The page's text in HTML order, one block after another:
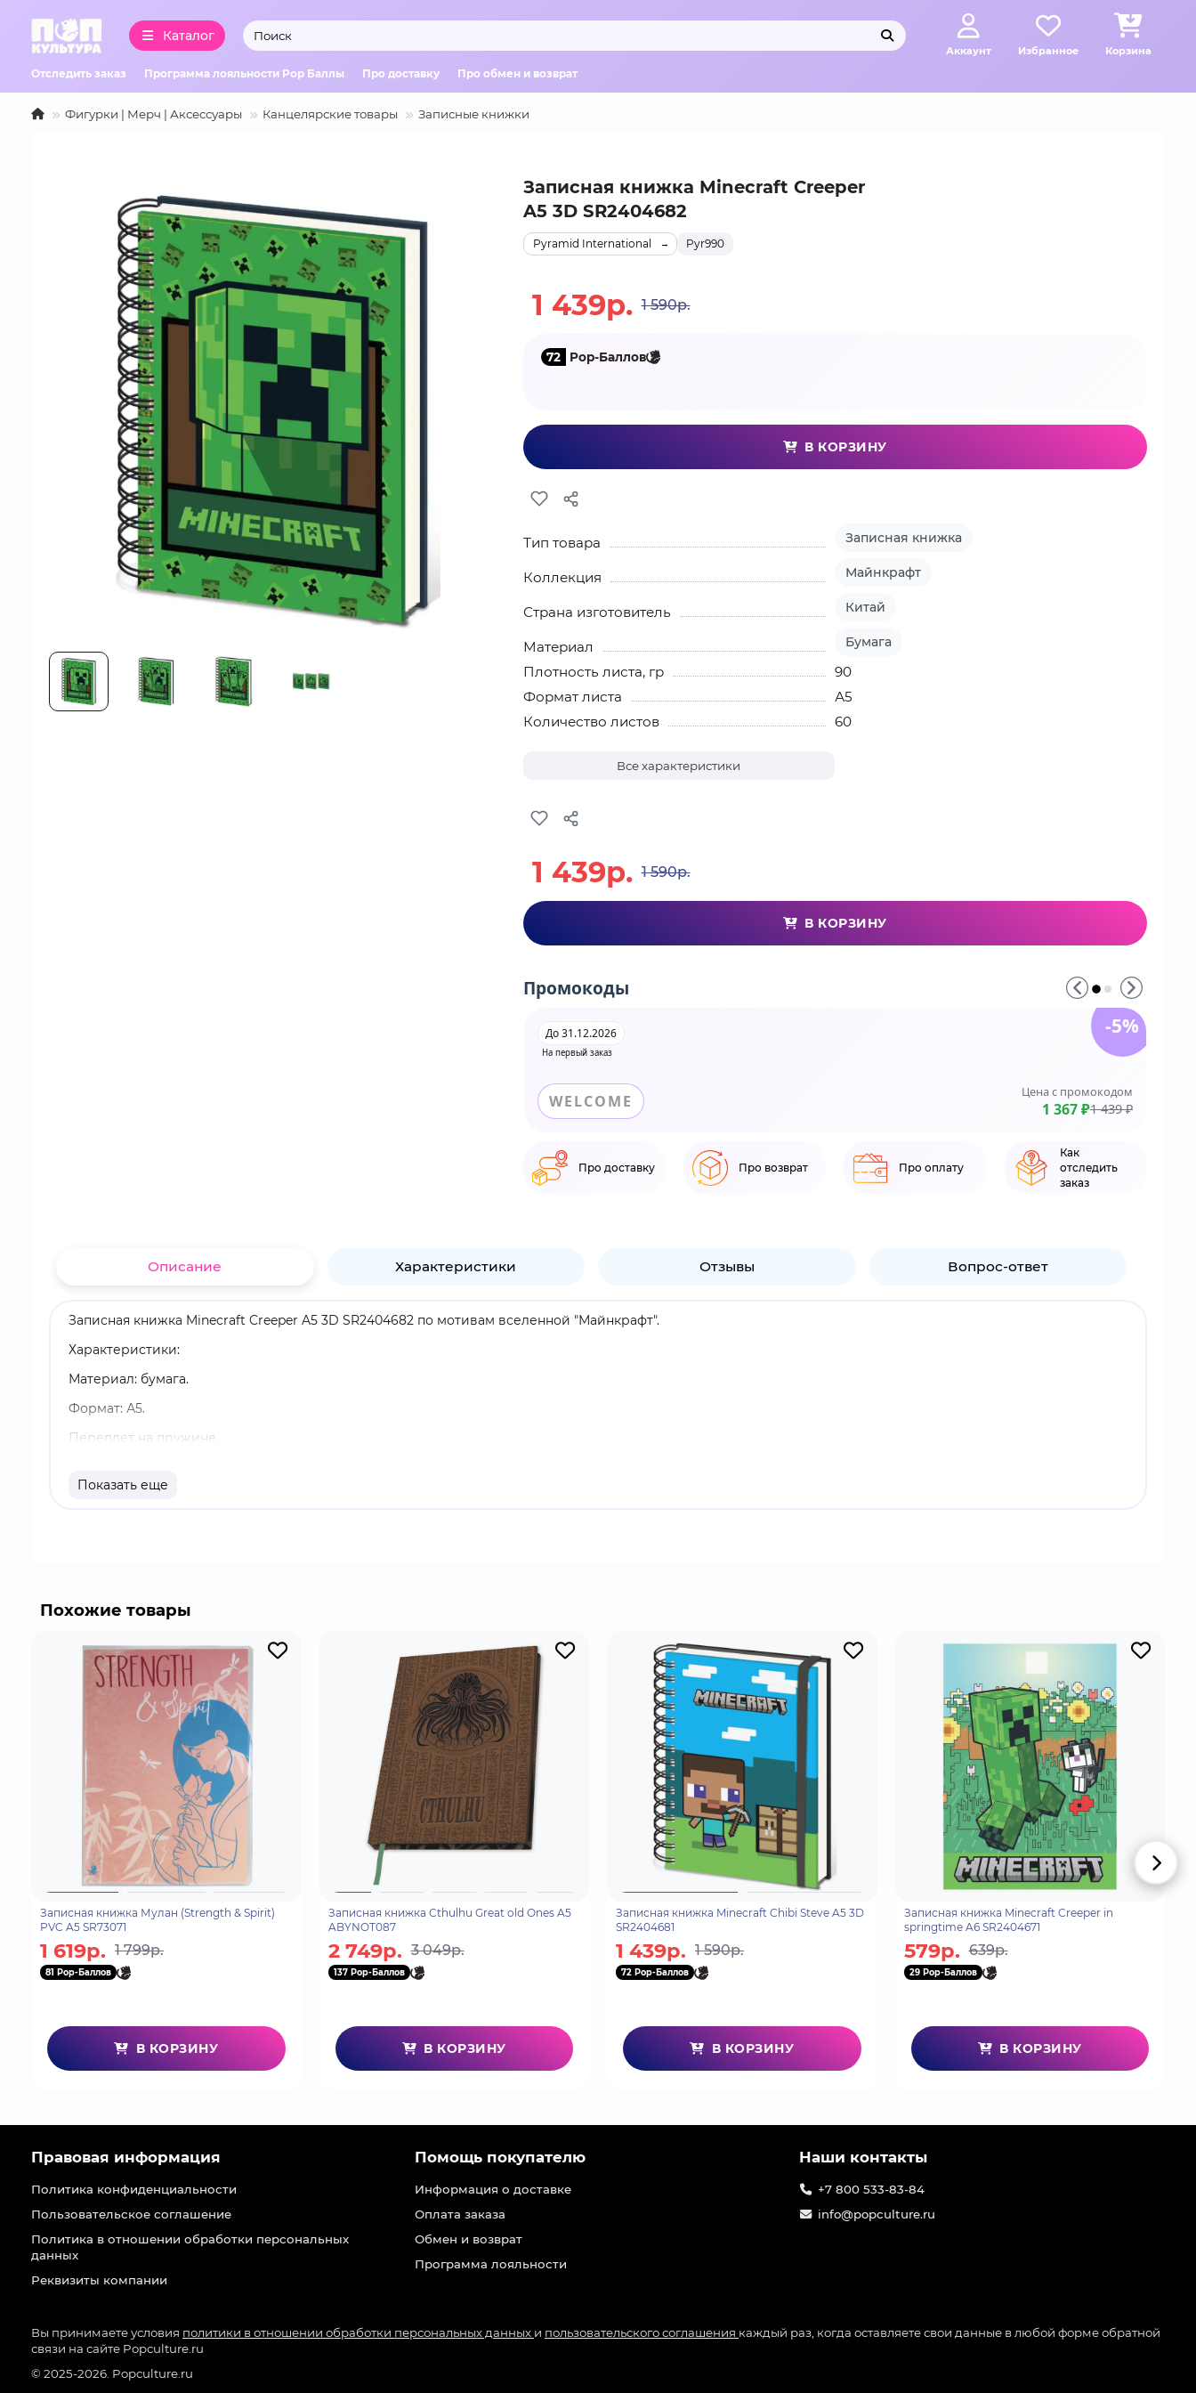
Каталог
Аккаунт Избранное Корзина
Отследить заказ Программа лояльности Pop Баллы Про доставку Про обмен и возврат
Фигурки | Мерч | Аксессуары Канцелярские товары Записные книжки
Записная книжка Minecraft Creeper
A5 3D SR2404682
Pyr990
Pyramid International
1 439р. 1 590р.
72 Pop-Баллов
В КОРЗИНУ
Тип товара Записная книжка
Коллекция Майнкрафт
Страна изготовитель Китай
Материал Бумага
Плотность листа, гр
90
Формат листа
А5
Количество листов
60
Все характеристики
1 439р. 1 590р.
В КОРЗИНУ
Промокоды
На первый заказ
До 31.12.2026
WELCOME Цена с промокодом
1 367 ₽1 439 ₽
-5%
Про доставку Про возврат Про оплату
Как
отследить
заказ
Описание Характеристики Отзывы Вопрос-ответ
Записная книжка Minecraft Creeper A5 3D SR2404682 по мотивам вселенной "Майнкрафт".
Характеристики:
Материал: бумага.
Формат: А5.
Переплет на пружине.
Оригинальный и официально лицензированный продукт.
Показать еще
Похожие товары
Записная книжка Мулан (Strength & Spirit)
PVC A5 SR73071
1 619р. 1 799р.
81 Pop-Баллов
В КОРЗИНУ
Записная книжка Cthulhu Great old Ones A5
ABYNOT087
2 749р. 3 049р.
137 Pop-Баллов
В КОРЗИНУ
Записная книжка Minecraft Chibi Steve A5 3D
SR2404681
1 439р. 1 590р.
72 Pop-Баллов
В КОРЗИНУ
Записная книжка Minecraft Creeper in
springtime A6 SR2404671
579р. 639р.
29 Pop-Баллов
В КОРЗИНУ
Правовая информация
Политика конфиденциальности
Пользовательское соглашение
Политика в отношении обработки персональных
данных
Реквизиты компании
Помощь покупателю
Информация о доставке
Оплата заказа
Обмен и возврат
Программа лояльности
Наши контакты
+7 800 533-83-84
info@popculture.ru
Вы принимаете условия политики в отношении обработки персональных данных и пользовательского соглашения каждый раз, когда оставляете свои данные в любой форме обратной
связи на сайте Popculture.ru
© 2025-2026. Popculture.ru